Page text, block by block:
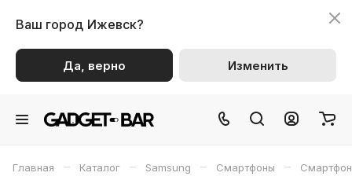
Ваш город Ижевск?
Да, верно Изменить
Главная – Каталог – Samsung – Смартфоны –